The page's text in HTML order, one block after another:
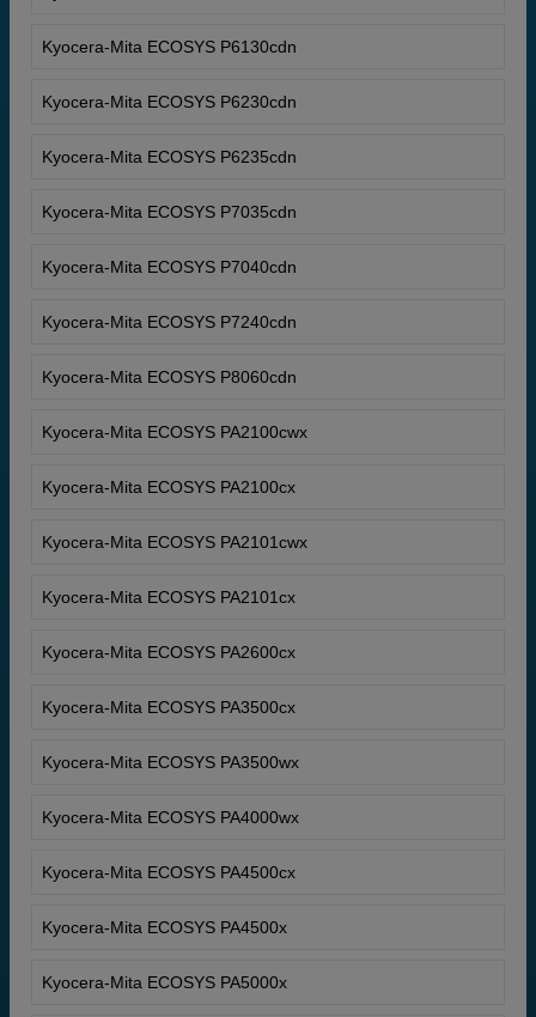
Kyocera-Mita ECOSYS P6130cdn
Kyocera-Mita ECOSYS P6230cdn
Kyocera-Mita ECOSYS P6235cdn
Kyocera-Mita ECOSYS P7035cdn
Kyocera-Mita ECOSYS P7040cdn
Kyocera-Mita ECOSYS P7240cdn
Kyocera-Mita ECOSYS P8060cdn
Kyocera-Mita ECOSYS PA2100cwx
Kyocera-Mita ECOSYS PA2100cx
Kyocera-Mita ECOSYS PA2101cwx
Kyocera-Mita ECOSYS PA2101cx
Kyocera-Mita ECOSYS PA2600cx
Kyocera-Mita ECOSYS PA3500cx
Kyocera-Mita ECOSYS PA3500wx
Kyocera-Mita ECOSYS PA4000wx
Kyocera-Mita ECOSYS PA4500cx
Kyocera-Mita ECOSYS PA4500x
Kyocera-Mita ECOSYS PA5000x